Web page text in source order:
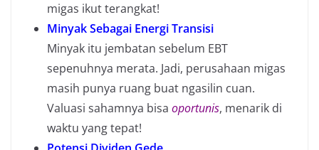
migas ikut terangkat!
Minyak Sebagai Energi Transisi
Minyak itu jembatan sebelum EBT
sepenuhnya merata. Jadi, perusahaan migas
masih punya ruang buat ngasilin cuan.
Valuasi sahamnya bisa oportunis, menarik di
waktu yang tepat!